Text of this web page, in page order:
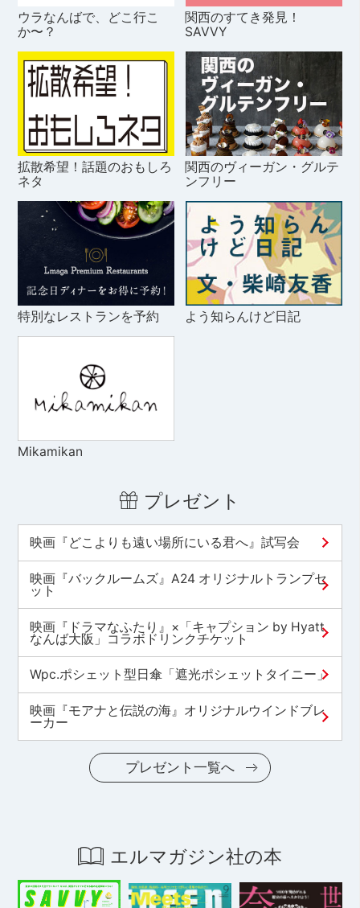
ウラなんばで、どこ行こ
か〜？
関西のすてき発見！
SAVVY
拡散希望！話題のおもしろ
ネタ
関西のヴィーガン・グルテ
ンフリー
特別なレストランを予約 よう知らんけど日記
Mikamikan
プレゼント
映画『どこよりも遠い場所にいる君へ』試写会
映画『バックルームズ』A24 オリジナルトランプセ
ット
映画『ドラマなふたり』×「キャプション by Hyatt
なんば大阪」コラボドリンクチケット
Wpc.ポシェット型日傘「遮光ポシェットタイニー」
映画『モアナと伝説の海』オリジナルウインドブレ
ーカー
プレゼント一覧へ
エルマガジン社の本